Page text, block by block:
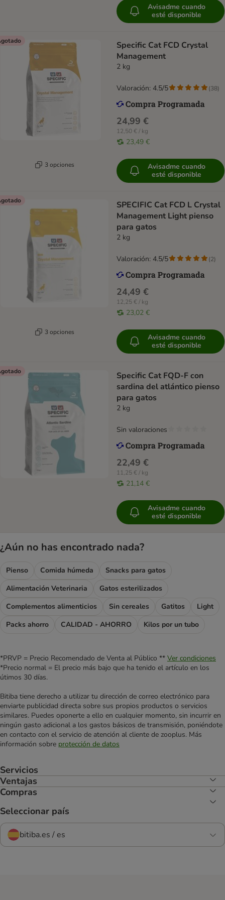
Avisadme cuando
esté disponible
3 opciones
Specific Cat FCD Crystal
Management
2 kg
24,99 €
12,50 € / kg
23,49 €
Valoración: 4.5/5 (38)
Avisadme cuando
esté disponible
3 opciones
SPECIFIC Cat FCD L Crystal
Management Light pienso
para gatos
2 kg
24,49 €
12,25 € / kg
23,02 €
Valoración: 4.5/5 (2)
Avisadme cuando
esté disponible
Specific Cat FQD-F con
sardina del atlántico pienso
para gatos
2 kg
22,49 €
11,25 € / kg
21,14 €
Sin valoraciones
Avisadme cuando
esté disponible
¿Aún no has encontrado nada?
Pienso Comida húmeda
Snacks para gatos
Alimentación Veterinaria
Gatos esterilizados
Complementos alimenticios
Sin cereales Gatitos
Light
Packs ahorro
CALIDAD - AHORRO Kilos por un tubo
*PRVP = Precio Recomendado de Venta al Público ** Ver condiciones
*Precio normal = El precio más bajo que ha tenido el artículo en los
útimos 30 días.
Bitiba tiene derecho a utilizar tu dirección de correo electrónico para
enviarte publicidad directa sobre sus propios productos o servicios
similares. Puedes oponerte a ello en cualquier momento, sin incurrir en
ningún gasto adicional a los gastos básicos de transmisión, poniéndote
en contacto con el servicio de atención al cliente de zooplus. Más
información sobre protección de datos
Servicios
Ventajas
Compras
Seleccionar país
bitiba.es / es